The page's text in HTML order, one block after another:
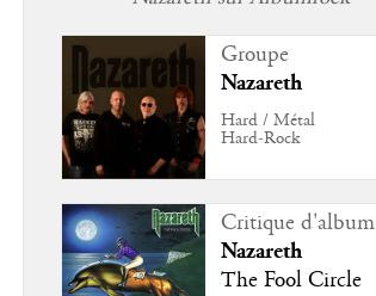
Groupe
Nazareth
Hard / Métal
Hard-Rock
Critique d'album
Nazareth
The Fool Circle